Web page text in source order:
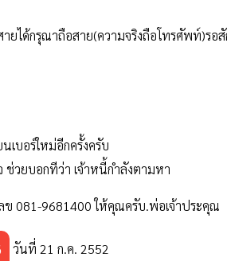
ยได้กรุณาถือสาย(ความจริงถือโทรศัพท์)รอสั
เบอร์ใหม่อีกครั้งครับ
ช่วยบอกทีว่า เจ้าหนี้กำลังตามหา
ข 081-9681400ให้คุณครับ.พ่อเจ้าประคุณ
วันที่ 21 ก.ค. 2552